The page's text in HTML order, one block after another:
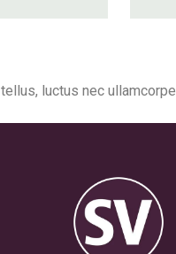
luctus nec